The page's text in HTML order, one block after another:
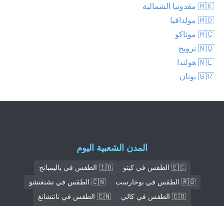
🇲🇰 مقدونيا الشمالية
🇲🇩 مولدافيا
🇲🇨 موناكو
🇳🇴 نرويج
🇳🇱 هولندا
🇬🇷 يونان
المدن الشعبية اليوم
🇪🇨 الطقس في كيتو
🇮🇩 الطقس في باليمبانج
🇷🇴 الطقس في بوخارست
🇨🇳 الطقس في تشنغتشو
🇨🇴 الطقس في كالي
🇨🇳 الطقس في نانتشانغ